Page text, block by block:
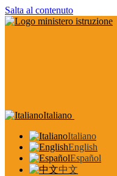
Salta al contenuto
Italiano
Italiano
English
Español
中文